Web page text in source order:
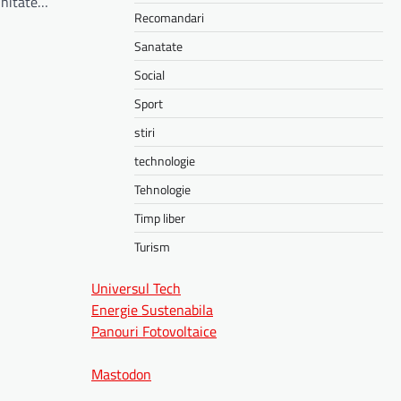
Recomandari
Sanatate
Social
Sport
stiri
technologie
Tehnologie
Timp liber
Turism
Universul Tech
Energie Sustenabila
Panouri Fotovoltaice
Mastodon